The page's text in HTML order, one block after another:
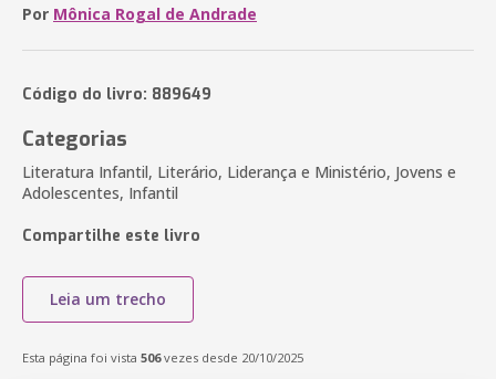
Por Mônica Rogal de Andrade
Código do livro: 889649
Categorias
Literatura Infantil, Literário, Liderança e Ministério, Jovens e
Adolescentes, Infantil
Compartilhe este livro
Leia um trecho
Esta página foi vista 506vezes desde 20/10/2025